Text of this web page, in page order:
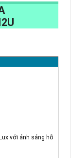
với ánh sáng hỗ